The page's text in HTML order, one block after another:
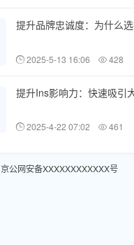
提升品牌忠诚度：为什么
2025-5-13 16:06 428
提升Ins影响力：快速吸引
2025-4-22 07:02 461
京公网安备XXXXXXXXXXXX号